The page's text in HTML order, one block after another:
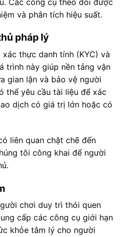
và phân tích hiệu suất.
pháp lý
thực danh tính (KYC) và
trình này giúp nền tảng vận
gian lận và bảo vệ người
thể yêu cầu tài liệu để xác
dịch có giá trị lớn hoặc có
liên quan chặt chẽ đến
tôi công khai để người
chơi duy trì thói quen
cấp các công cụ giới hạn
khỏe tâm lý cho người